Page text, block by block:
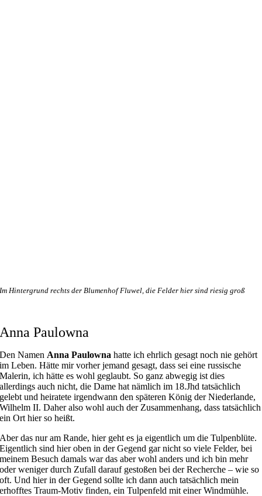
Im Hintergrund rechts der Blumenhof Fluwel, die Felder hier sind riesig groß
Anna Paulowna
Den Namen Anna Paulowna hatte ich ehrlich gesagt noch nie gehört
im Leben. Hätte mir vorher jemand gesagt, dass sei eine russische
Malerin, ich hätte es wohl geglaubt. So ganz abwegig ist dies
allerdings auch nicht, die Dame hat nämlich im 18.Jhd tatsächlich
gelebt und heiratete irgendwann den späteren König der Niederlande,
Wilhelm II. Daher also wohl auch der Zusammenhang, dass tatsächlich
ein Ort hier so heißt.
Aber das nur am Rande, hier geht es ja eigentlich um die Tulpenblüte.
Eigentlich sind hier oben in der Gegend gar nicht so viele Felder, bei
meinem Besuch damals war das aber wohl anders und ich bin mehr
oder weniger durch Zufall darauf gestoßen bei der Recherche – wie so
oft. Und hier in der Gegend sollte ich dann auch tatsächlich mein
erhofftes Traum-Motiv finden, ein Tulpenfeld mit einer Windmühle.